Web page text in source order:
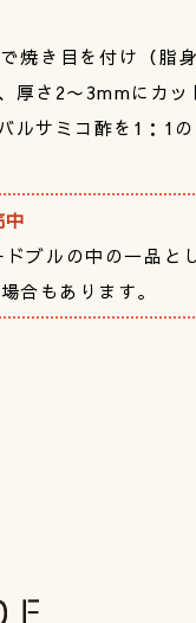
き目を付け（脂
厚さ2〜3mmにカッ
サミコ酢を1：1の
中
ブルの中の一品
合もあります。